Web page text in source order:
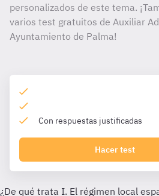
personalizados de este tema.
varios test gratuitos de Auxiliar
Ayuntamiento de Palma!
Con respuestas justificadas
Hacer test